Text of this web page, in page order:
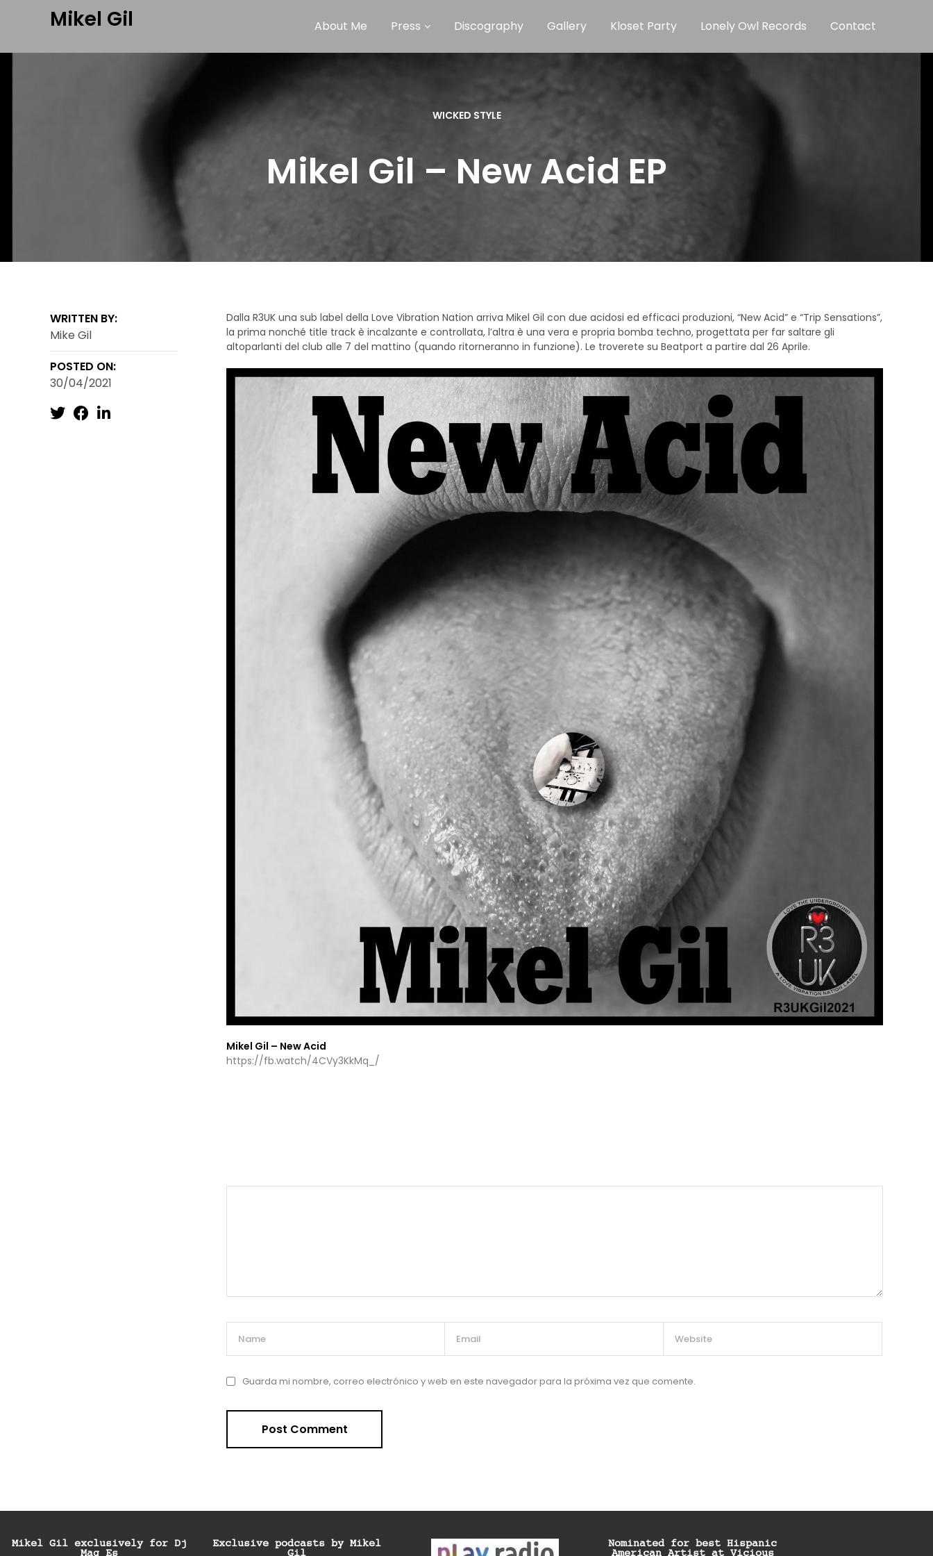
Mikel Gil About Me Press Discography Gallery Kloset Party Lonely Owl Records Contact
WICKED STYLE
Mikel Gil – New Acid EP
Dalla R3UK una sub label della Love Vibration Nation arriva Mikel Gil con due acidosi ed efficaci produzioni, “New Acid” e “Trip Sensations”,
la prima nonché title track è incalzante e controllata, l’altra è una vera e propria bomba techno, progettata per far saltare gli
altoparlanti del club alle 7 del mattino (quando ritorneranno in funzione). Le troverete su Beatport a partire dal 26 Aprile.
Mikel Gil – New Acid
https://fb.watch/4CVy3KkMq_/
Guarda mi nombre, correo electrónico y web en este navegador para la próxima vez que comente.
WRITTEN BY:
Mike Gil
POSTED ON:
30/04/2021
Mikel Gil exclusively for Dj
Mag Es
Exclusive podcasts by Mikel
Gil
Nominated for best Hispanic
American Artist at Vicious